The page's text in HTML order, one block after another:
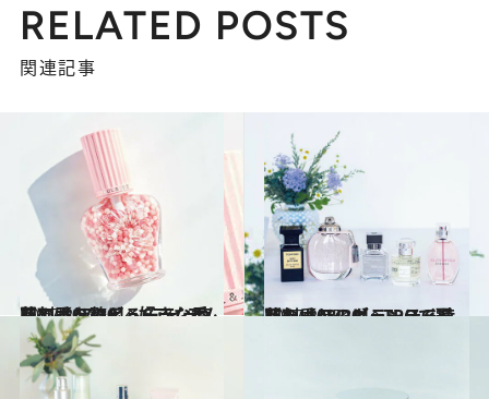
RELATED POSTS
関連記事
2017.2.22
花の香りのビューティ時間割【07:30】 好きな香りで肌を整える6アイテム
ビューティ＆ヘルス 2017.2.25
花の香りのビューティ時間割【08:30】 TPOで選びたいフレグランス6選
ビューティ＆ヘルス